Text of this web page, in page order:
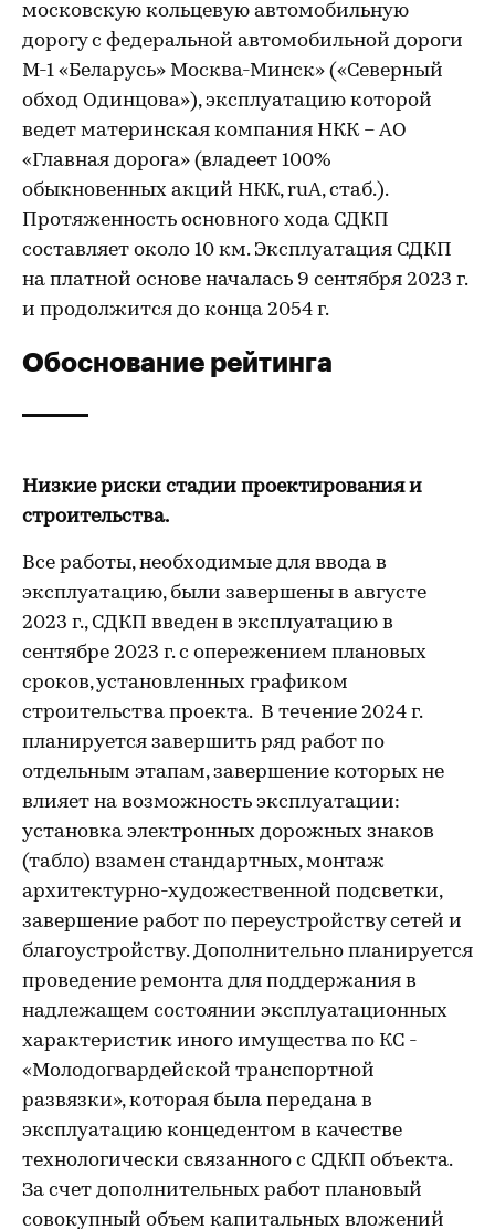
московскую кольцевую автомобильную
дорогу с федеральной автомобильной дороги
М-1 «Беларусь» Москва-Минск» («Северный
обход Одинцова»), эксплуатацию которой
ведет материнская компания НКК – АО
«Главная дорога» (владеет 100%
обыкновенных акций НКК, ruA, стаб.).
Протяженность основного хода СДКП
составляет около 10 км. Эксплуатация СДКП
на платной основе началась 9 сентября 2023 г.
и продолжится до конца 2054 г.
Обоснование рейтинга
Низкие риски стадии проектирования и
строительства.
Все работы, необходимые для ввода в
эксплуатацию, были завершены в августе
2023 г., СДКП введен в эксплуатацию в
сентябре 2023 г. с опережением плановых
сроков, установленных графиком
строительства проекта. В течение 2024 г.
планируется завершить ряд работ по
отдельным этапам, завершение которых не
влияет на возможность эксплуатации:
установка электронных дорожных знаков
(табло) взамен стандартных, монтаж
архитектурно-художественной подсветки,
завершение работ по переустройству сетей и
благоустройству. Дополнительно планируется
проведение ремонта для поддержания в
надлежащем состоянии эксплуатационных
характеристик иного имущества по КС -
«Молодогвардейской транспортной
развязки», которая была передана в
эксплуатацию концедентом в качестве
технологически связанного с СДКП объекта.
За счет дополнительных работ плановый
совокупный объем капитальных вложений